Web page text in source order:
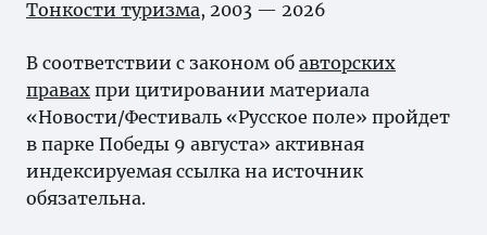
Тонкости туризма, 2003 — 2026
В соответствии с законом об авторских
правах при цитировании материала
«Новости/Фестиваль «Русское поле» пройдет
в парке Победы 9 августа» активная
индексируемая ссылка на источник
обязательна.